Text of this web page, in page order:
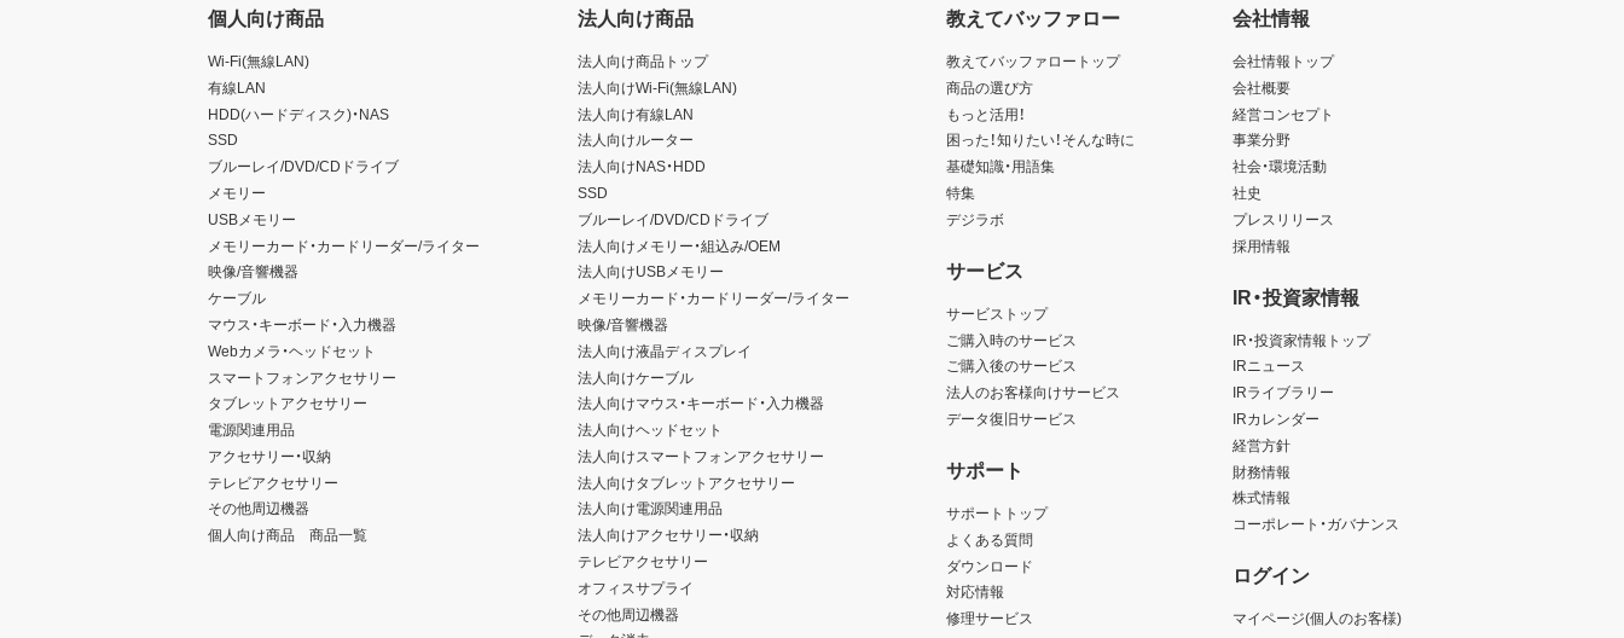
個人向け商品
Wi-Fi(無線LAN)
有線LAN
HDD(ハードディスク)・NAS
SSD
ブルーレイ/DVD/CDドライブ
メモリー
USBメモリー
メモリーカード・カードリーダー/ライター
映像/音響機器
ケーブル
マウス・キーボード・入力機器
Webカメラ・ヘッドセット
スマートフォンアクセサリー
タブレットアクセサリー
電源関連用品
アクセサリー・収納
テレビアクセサリー
その他周辺機器
個人向け商品 商品一覧
法人向け商品
法人向け商品トップ
法人向けWi-Fi(無線LAN)
法人向け有線LAN
法人向けルーター
法人向けNAS・HDD
SSD
ブルーレイ/DVD/CDドライブ
法人向けメモリー・組込み/OEM
法人向けUSBメモリー
メモリーカード・カードリーダー/ライター
映像/音響機器
法人向け液晶ディスプレイ
法人向けケーブル
法人向けマウス・キーボード・入力機器
法人向けヘッドセット
法人向けスマートフォンアクセサリー
法人向けタブレットアクセサリー
法人向け電源関連用品
法人向けアクセサリー・収納
テレビアクセサリー
オフィスサプライ
その他周辺機器
教えてバッファロー
教えてバッファロートップ
商品の選び方
もっと活用！
困った！知りたい！そんな時に
基礎知識・用語集
特集
デジラボ
サービス
サービストップ
ご購入時のサービス
ご購入後のサービス
法人のお客様向けサービス
データ復旧サービス
サポート
サポートトップ
よくある質問
ダウンロード
対応情報
修理サービス
会社情報
会社情報トップ
会社概要
経営コンセプト
事業分野
社会・環境活動
社史
プレスリリース
採用情報
IR・投資家情報
IR・投資家情報トップ
IRニュース
IRライブラリー
IRカレンダー
経営方針
財務情報
株式情報
コーポレート・ガバナンス
ログイン
マイページ(個人のお客様)